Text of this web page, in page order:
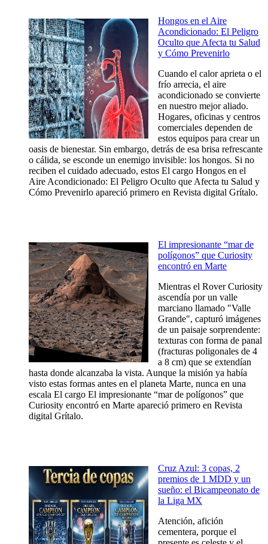
Hongos en el Aire
Acondicionado: El Peligro
Oculto que Afecta tu Salud
y Cómo Prevenirlo
Cuando el calor aprieta o el
frío arrecia, el aire
acondicionado se convierte
en nuestro mejor aliado.
Hogares, oficinas y centros
comerciales dependen de
estos equipos para crear un
oasis de bienestar. Sin embargo, detrás de esa brisa refrescante
o cálida, se esconde un enemigo invisible: los hongos. Si no
reciben el cuidado adecuado, estos El cargo Hongos en el
Aire Acondicionado: El Peligro Oculto que Afecta tu Salud y
Cómo Prevenirlo apareció primero en Revista digital Grítalo.
El impresionante “mar de
polígonos” que Curiosity
encontró en Marte
Mientras el Rover Curiosity
ascendía por un valle
marciano llamado "Valle
Grande", capturó imágenes
de un paisaje sorprendente:
texturas con forma de panal
(fracturas poligonales de 4
a 8 cm) que se extendían
hasta donde alcanzaba la vista. Aunque la misión ya había
visto estas formas antes en el planeta Marte, nunca en una
escala El cargo El impresionante “mar de polígonos” que
Curiosity encontró en Marte apareció primero en Revista
digital Grítalo.
Cruz Azul: 3 copas, 2
premios de 1 MDD y un
sueño: el Bicampeonato de
la Liga MX
Atención, afición
cementera, porque el